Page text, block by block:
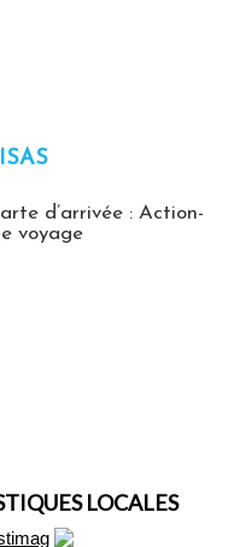
d’arrivée : Action-
voyage
LOCALES